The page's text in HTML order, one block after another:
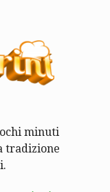
minuti
tradizione